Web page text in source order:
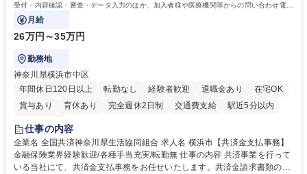
受付・内容確認・審査・データ入力のほか、加入者様や医療機関等からの問い合わせ電話
対応や書類発送等を担当します。
月給
26万円～35万円
勤務地
神奈川県横浜市中区
年間休日120日以上
転勤なし 経験者歓迎 退職金あり
在宅OK
賞与あり
育休あり 完全週休2日制 交通費支給
駅近5分以内
土日祝休み
仕事の内容
企業名 全国共済神奈川県生活協同組合 求人名 横浜市【共済金支払事務】
金融保険業界経験歓迎/各種手当充実/転勤無 仕事の内容 共済事業を行って
いる当社にて、共済金支払事務をお任せいたします。共済金請求書類の受